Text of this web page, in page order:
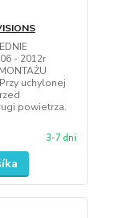
- 2012r
uchylonej
powietrza.
3-7 dni